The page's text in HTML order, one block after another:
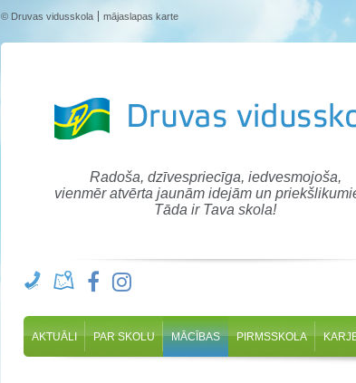
© Druvas vidusskola mājaslapas karte
Radoša, dzīvespriecīga, iedvesmojoša,
vienmēr atvērta jaunām idejām un
Tāda ir Tava skola!
AKTUĀLI PAR SKOLU MĀCĪBAS PIRMSSKOLA